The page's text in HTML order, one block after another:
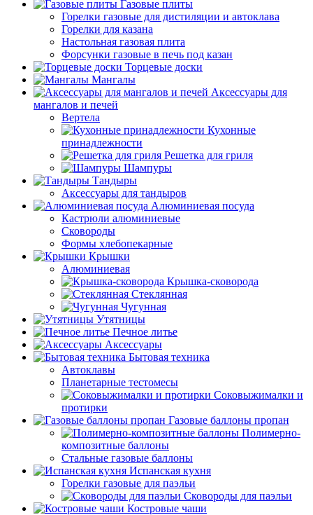
Газовые плиты
Горелки газовые для дистиляции и автоклава
Горелки для казана
Настольная газовая плита
Форсунки газовые в печь под казан
Торцевые доски
Мангалы
Аксессуары для
мангалов и печей
Вертела
Кухонные
принадлежности
Решетка для гриля
Шампуры
Тандыры
Аксессуары для тандыров
Алюминиевая посуда
Кастрюли алюминиевые
Сковороды
Формы хлебопекарные
Крышки
Алюминиевая
Крышка-сковорода
Стеклянная
Чугунная
Утятницы
Печное литье
Аксессуары
Бытовая техника
Автоклавы
Планетарные тестомесы
Соковыжималки и
протирки
Газовые баллоны пропан
Полимерно-
композитные баллоны
Стальные газовые баллоны
Испанская кухня
Горелки газовые для паэльи
Сковороды для паэльи
Костровые чаши